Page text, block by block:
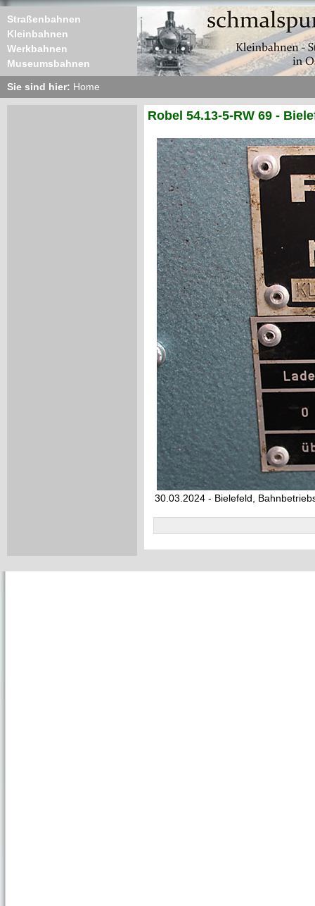
Straßenbahnen
Kleinbahnen
Werkbahnen
Museumsbahnen
Sie sind hier: Home
Robel 54.13-5-RW 69 -
30.03.2024 - Bielefeld,